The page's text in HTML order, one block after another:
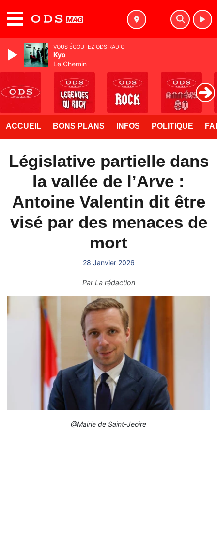
ACCUEIL BONS PLANS INFOS POLITIQUE
Législative partielle dans
la vallée de l’Arve :
Antoine Valentin dit être
visé par des menaces de
mort
28 Janvier 2026
ParLa rédaction
@Mairie de Saint-Jeoire
VOUS ÉCOUTEZ ODS RADIO
Kyo
Le Chemin